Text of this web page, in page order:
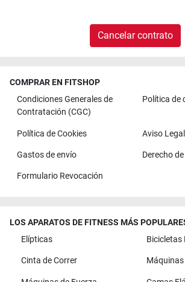
Cancelar contrato
COMPRAR EN FITSHOP
Condiciones Generales de
Contratación (CGC)
Política de
Política de Cookies Aviso Legal
Gastos de envío Derecho
Formulario Revocación
LOS APARATOS DE FITNESS MÁS
Elípticas
Bicicletas
Cinta de Correr Máquinas